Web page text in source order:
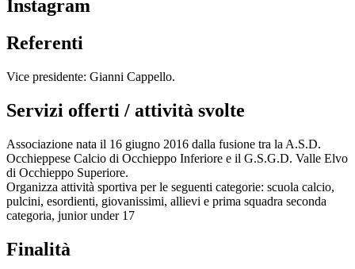
Instagram
Referenti
Vice presidente: Gianni Cappello.
Servizi offerti / attività svolte
Associazione nata il 16 giugno 2016 dalla fusione tra la A.S.D.
Occhieppese Calcio di Occhieppo Inferiore e il G.S.G.D. Valle Elvo
di Occhieppo Superiore.
Organizza attività sportiva per le seguenti categorie: scuola calcio,
pulcini, esordienti, giovanissimi, allievi e prima squadra seconda
categoria, junior under 17
Finalità